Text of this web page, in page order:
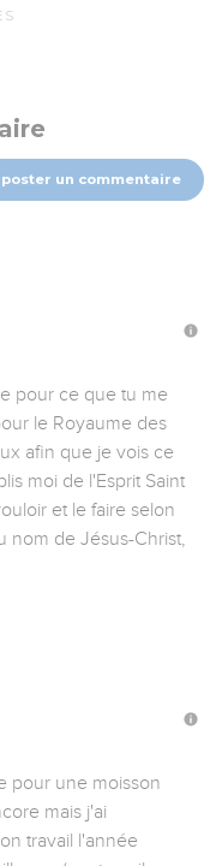
un commentaire
pour ce que tu me
le Royaume des
afin que je vois ce
moi de l'Esprit Saint
et le faire selon
nom de Jésus-Christ,
pour une moisson
mais j'ai
travail l'année